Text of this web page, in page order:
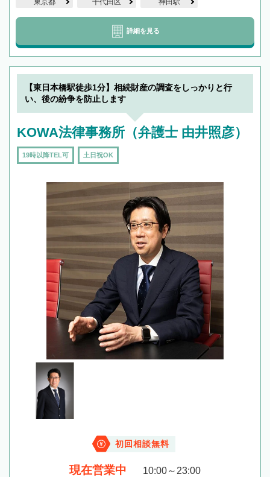
詳細を見る
【東日本橋駅徒歩1分】相続財産の調査をしっかりと行
い、後の紛争を防止します
KOWA法律事務所（弁護士 由井照彦）
19時以降TEL可 土日祝OK
初回相談無料
現在営業中 10:00～23:00